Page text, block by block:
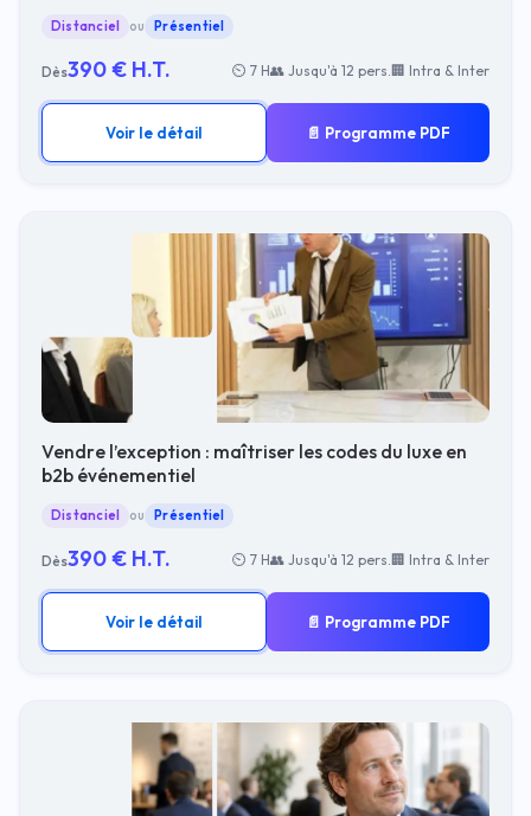
Distanciel ou Présentiel
Dès390 € H.T. ⏲ 7 H👥 Jusqu'à 12 pers. 🏢 Intra & Inter
Voir le détail 📄 Programme PDF
Vendre l’exception : maîtriser les codes du luxe en
b2b événementiel
Distanciel ou Présentiel
Dès390 € H.T. ⏲ 7 H👥 Jusqu'à 12 pers. 🏢 Intra & Inter
Voir le détail 📄 Programme PDF